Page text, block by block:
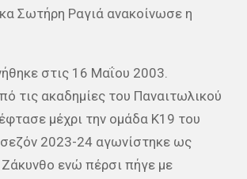
Σωτήρη Ραγιά ανακοίνωσε η
στις 16 Μαΐου 2003.
τις ακαδημίες του Παναιτωλικού
μέχρι την ομάδα Κ19 του
2023-24 αγωνίστηκε ως
ενώ πέρσι πήγε με